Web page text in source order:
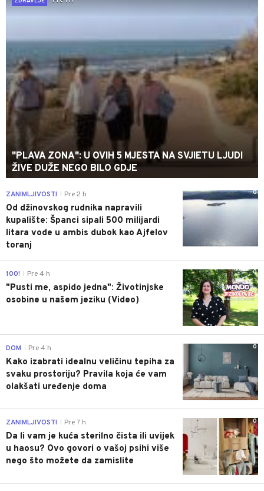
"PLAVA ZONA": U OVIH 5 MJESTA NA SVJIETU LJUDI
ŽIVE DUŽE NEGO BILO GDJE
0
ZANIMLJIVOSTI Pre 2 h
Od džinovskog rudnika napravili
kupalište: Španci sipali 500 milijardi
litara vode u ambis dubok kao Ajfelov
toranj
0
100! Pre 4 h
"Pusti me, aspido jedna": Životinjske
osobine u našem jeziku (Video)
0
DOM Pre 4 h
Kako izabrati idealnu veličinu tepiha za
svaku prostoriju? Pravila koja će vam
olakšati uređenje doma
0
ZANIMLJIVOSTI Pre 7 h
Da li vam je kuća sterilno čista ili uvijek
u haosu? Ovo govori o vašoj psihi više
nego što možete da zamislite